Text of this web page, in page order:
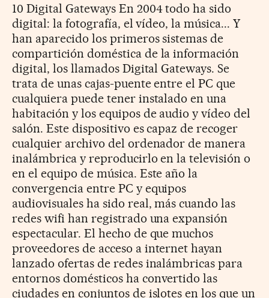
10 Digital Gateways En 2004 todo ha sido
digital: la fotografía, el vídeo, la música... Y
han aparecido los primeros sistemas de
compartición doméstica de la información
digital, los llamados Digital Gateways. Se
trata de unas cajas-puente entre el PC que
cualquiera puede tener instalado en una
habitación y los equipos de audio y vídeo del
salón. Este dispositivo es capaz de recoger
cualquier archivo del ordenador de manera
inalámbrica y reproducirlo en la televisión o
en el equipo de música. Este año la
convergencia entre PC y equipos
audiovisuales ha sido real, más cuando las
redes wifi han registrado una expansión
espectacular. El hecho de que muchos
proveedores de acceso a internet hayan
lanzado ofertas de redes inalámbricas para
entornos domésticos ha convertido las
ciudades en conjuntos de islotes en los que un